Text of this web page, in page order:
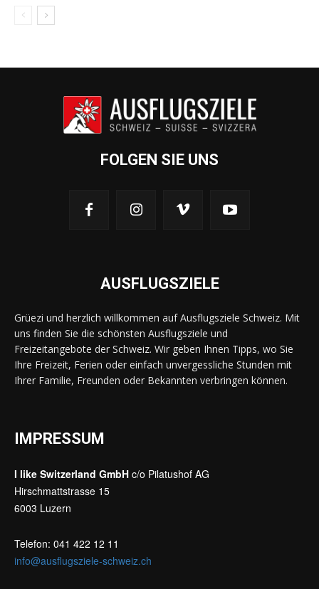
FOLGEN SIE UNS
AUSFLUGSZIELE
Grüezi und herzlich willkommen auf Ausflugsziele Schweiz. Mit
uns finden Sie die schönsten Ausflugsziele und
Freizeitangebote der Schweiz. Wir geben Ihnen Tipps, wo Sie
Ihre Freizeit, Ferien oder einfach unvergessliche Stunden mit
Ihrer Familie, Freunden oder Bekannten verbringen können.
IMPRESSUM
I like Switzerland GmbH c/o Pilatushof AG
Hirschmattstrasse 15
6003 Luzern
Telefon: 041 422 12 11
info@ausflugsziele-schweiz.ch